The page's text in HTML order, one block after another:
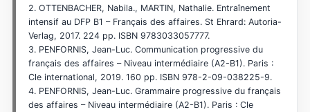
2. OTTENBACHER, Nabila., MARTIN, Nathalie. Entraînement
intensif au DFP B1 – Français des affaires. St Ehrard: Autoria-
Verlag, 2017. 224 pp. ISBN 9783033057777.
3. PENFORNIS, Jean-Luc. Communication progressive du
français des affaires – Niveau intermédiaire (A2-B1). Paris :
Cle international, 2019. 160 pp. ISBN 978-2-09-038225-9.
4. PENFORNIS, Jean-Luc. Grammaire progressive du français
des affaires – Niveau intermédiaire (A2-B1). Paris : Cle